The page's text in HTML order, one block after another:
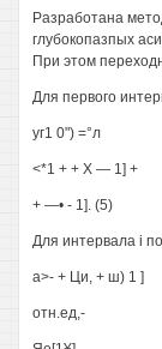
Разработана
глубокопазпых
При этом
Для первого
уг1 0") =°л
<*1 + + X — 1] +
+ —• - 1]. (5)
Для интервала i
а>- + Ци, + ш) 1 ]
отн.ед,-